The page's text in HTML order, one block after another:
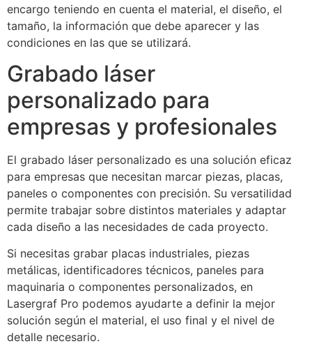
encargo teniendo en cuenta el material, el diseño, el
tamaño, la información que debe aparecer y las
condiciones en las que se utilizará.
Grabado láser
personalizado para
empresas y profesionales
El grabado láser personalizado es una solución eficaz
para empresas que necesitan marcar piezas, placas,
paneles o componentes con precisión. Su versatilidad
permite trabajar sobre distintos materiales y adaptar
cada diseño a las necesidades de cada proyecto.
Si necesitas grabar placas industriales, piezas
metálicas, identificadores técnicos, paneles para
maquinaria o componentes personalizados, en
Lasergraf Pro podemos ayudarte a definir la mejor
solución según el material, el uso final y el nivel de
detalle necesario.